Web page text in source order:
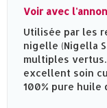
Voir avec
Utilisée par les
nigelle (Nigella
multiples
excellent soin
100% pure huile